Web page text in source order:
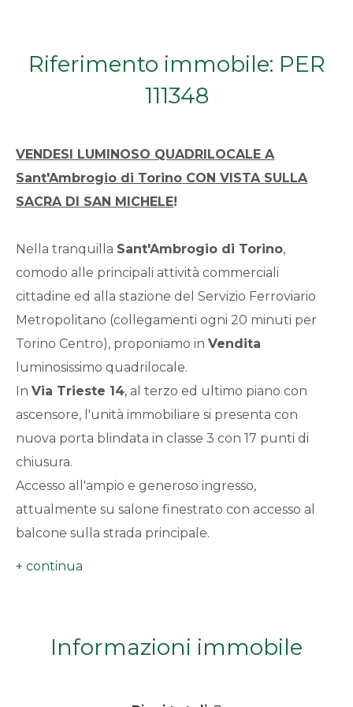
Riferimento immobile: PER
111348
VENDESI LUMINOSO QUADRILOCALE A
Sant'Ambrogio di Torino CON VISTA SULLA
SACRA DI SAN MICHELE!
Nella tranquilla Sant'Ambrogio di Torino,
comodo alle principali attività commerciali
cittadine ed alla stazione del Servizio Ferroviario
Metropolitano (collegamenti ogni 20 minuti per
Torino Centro), proponiamo inVendita
luminosissimo quadrilocale.
InVia Trieste 14, al terzo ed ultimo piano con
ascensore, l'unità immobiliare si presenta con
nuova porta blindata in classe 3 con 17 punti di
chiusura.
Accesso all'ampio e generoso ingresso,
attualmente su salone finestrato con accesso al
balcone sulla strada principale.
Appartamento
Un soggiorno living con angolo cottura, un bagno
Informazioni immobile
1
3
4
5
5+
Bagni
minimi
Qualsiasi
1
2